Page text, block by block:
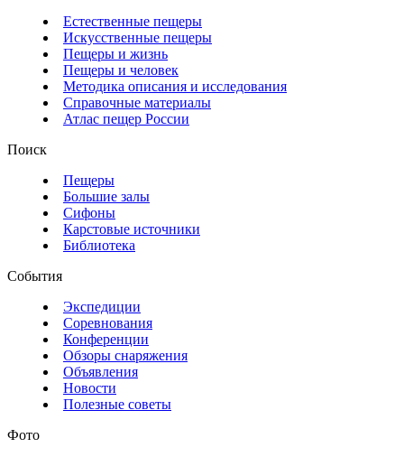
Естественные пещеры
Искусственные пещеры
Пещеры и жизнь
Пещеры и человек
Методика описания и исследования
Справочные материалы
Атлас пещер России
Поиск
Пещеры
Большие залы
Сифоны
Карстовые источники
Библиотека
События
Экспедиции
Соревнования
Конференции
Обзоры снаряжения
Объявления
Новости
Полезные советы
Фото